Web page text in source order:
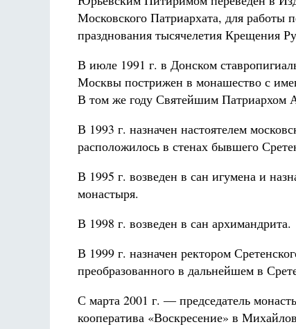
Московского Патриархата, для работы
празднования тысячелетия Крещения
В июле 1991 г. в Донском
Москвы пострижен в монашество с
В том же году Святейшим Патриархом
В 1993 г. назначен настоятелем
расположилось в стенах бывшего
В 1995 г. возведен в сан игумена и
монастыря.
В 1998 г. возведен в сан архимандрита.
В 1999 г. назначен ректором
преобразованного в дальнейшем в
С марта 2001 г. ― председатель
кооператива «Воскресение» в